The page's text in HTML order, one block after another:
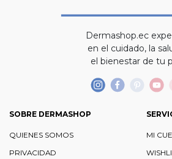
Dermashop.ec
en el cuidado, la
el bienestar de tu
SOBRE DERMASHOP
QUIENES SOMOS
PRIVACIDAD
MI